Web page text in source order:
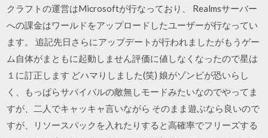
クラフトの運営はMicrosoftが行なっており、 Realmsサーバー
への課金はワールドをアップロードしたユーザーが行なってい
ます。 追記先日さらにアップデートが行われましたがもうゲー
ム自体がまともに起動しません評価に値しなくなったので星は
１に訂正します どハマりしました(笑) 娘がゾンビが恐いらし
く、もっぱらサバイバルの敵無しモードみたいなのでやってま
すが、二人でキャッキャ言いながら そのまま遊ぶなら良いので
すが、リソースパックを入れたりすると高確率でフリーズする